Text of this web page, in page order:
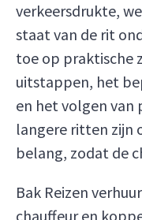
verkeersdrukte,
staat van de rit
toe op praktische
uitstappen, het
en het volgen van
langere ritten zijn
belang, zodat de
Bak Reizen
chauffeur en